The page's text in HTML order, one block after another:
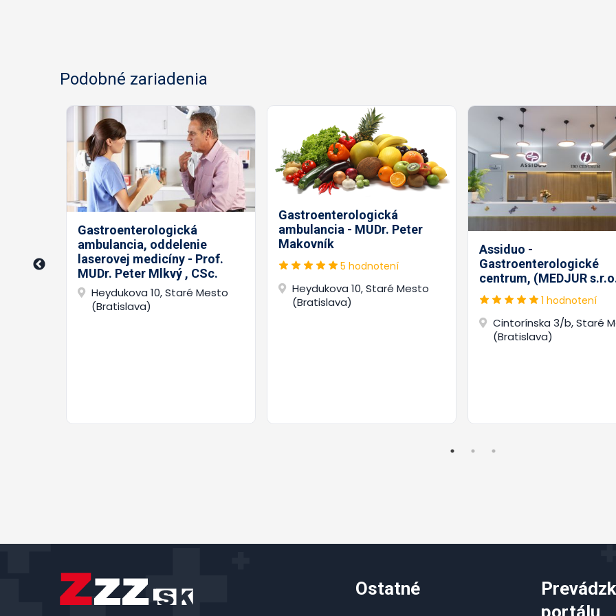
Podobné zariadenia
Gastroenterologická
ambulancia, oddelenie
laserovej medicíny - Prof.
MUDr. Peter Mlkvý , CSc.
Heydukova 10, Staré Mesto
(Bratislava)
Gastroenterologická
ambulancia - MUDr. Peter
Makovník
5 hodnotení
Heydukova 10, Staré Mesto
(Bratislava)
Assiduo -
Gastroenterologické
centrum, (MEDJUR
1 hodnotení
Cintorínska 3/b, Staré
(Bratislava)
Ostatné